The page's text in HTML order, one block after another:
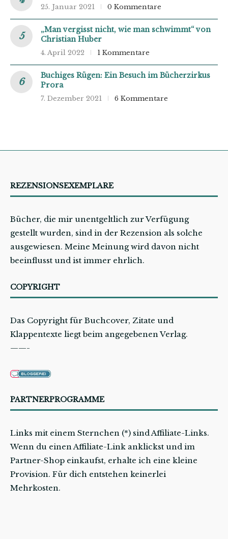
25. Januar 2021 0 Kommentare
„Man vergisst nicht, wie man schwimmt“ von
Christian Huber
4. April 2022 1 Kommentare
Buchiges Rügen: Ein Besuch im Bücherzirkus
Prora
7. Dezember 2021 6 Kommentare
REZENSIONSEXEMPLARE
Bücher, die mir unentgeltlich zur Verfügung
gestellt wurden, sind in der Rezension als solche
ausgewiesen. Meine Meinung wird davon nicht
beeinflusst und ist immer ehrlich.
COPYRIGHT
Das Copyright für Buchcover, Zitate und
Klappentexte liegt beim angegebenen Verlag.
——-
PARTNERPROGRAMME
Links mit einem Sternchen (*) sind Affiliate-Links.
Wenn du einen Affiliate-Link anklickst und im
Partner-Shop einkaufst, erhalte ich eine kleine
Provision. Für dich entstehen keinerlei
Mehrkosten.